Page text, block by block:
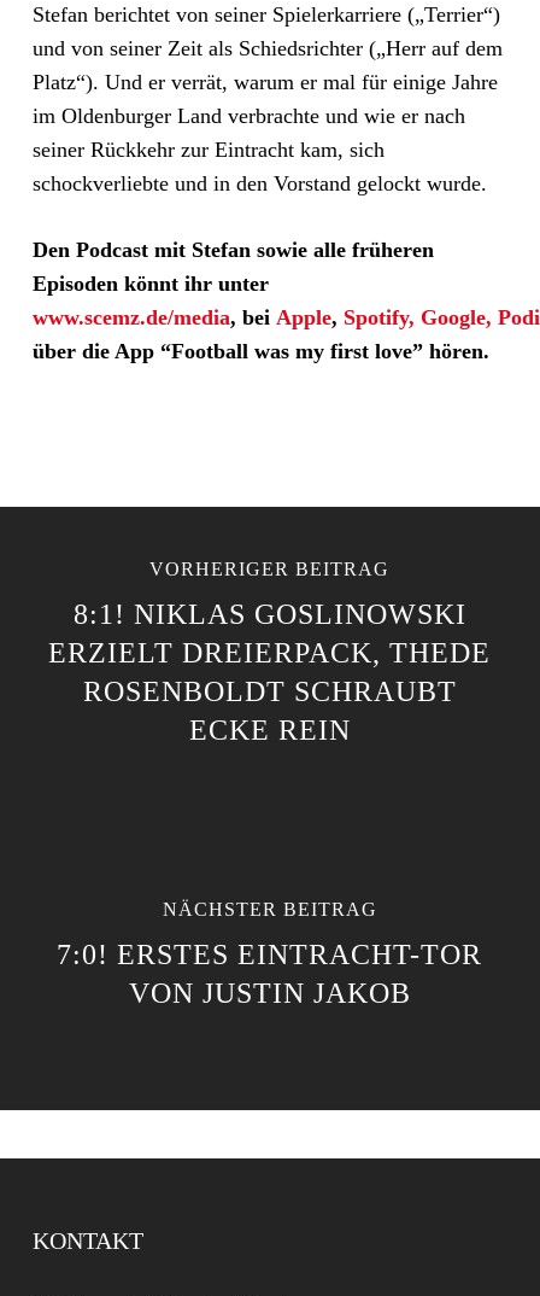
Stefan berichtet von seiner Spielerkarriere („Terrier“)
und von seiner Zeit als Schiedsrichter („Herr auf dem
Platz“). Und er verrät, warum er mal für einige Jahre
im Oldenburger Land verbrachte und wie er nach
seiner Rückkehr zur Eintracht kam, sich
schockverliebte und in den Vorstand gelockt wurde.
Den Podcast mit Stefan sowie alle früheren
Episoden könnt ihr unter
www.scemz.de/media, bei Apple, Spotify, Google,
über die App “Football was my first love” hören.
VORHERIGER BEITRAG
8:1! NIKLAS GOSLINOWSKI
ERZIELT DREIERPACK, THEDE
ROSENBOLDT SCHRAUBT
ECKE REIN
NÄCHSTER BEITRAG
7:0! ERSTES EINTRACHT-TOR
VON JUSTIN JAKOB
KONTAKT